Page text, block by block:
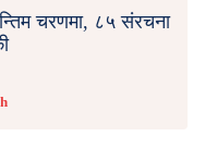
चरणमा, ८५ संरचना